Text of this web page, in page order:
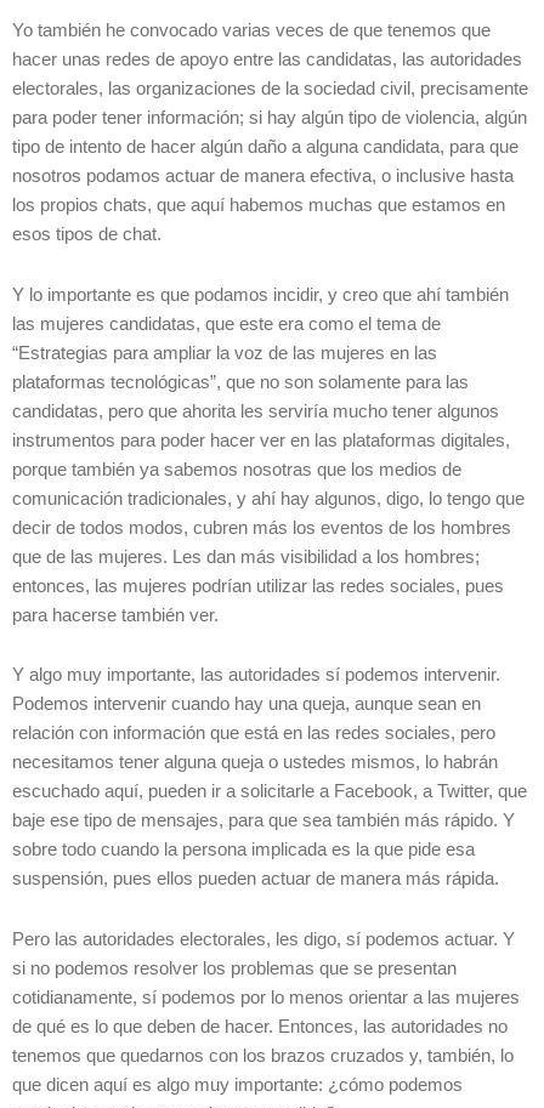
Yo también he convocado varias veces de que tenemos que
hacer unas redes de apoyo entre las candidatas, las autoridades
electorales, las organizaciones de la sociedad civil, precisamente
para poder tener información; si hay algún tipo de violencia, algún
tipo de intento de hacer algún daño a alguna candidata, para que
nosotros podamos actuar de manera efectiva, o inclusive hasta
los propios chats, que aquí habemos muchas que estamos en
esos tipos de chat.
Y lo importante es que podamos incidir, y creo que ahí también
las mujeres candidatas, que este era como el tema de
“Estrategias para ampliar la voz de las mujeres en las
plataformas tecnológicas”, que no son solamente para las
candidatas, pero que ahorita les serviría mucho tener algunos
instrumentos para poder hacer ver en las plataformas digitales,
porque también ya sabemos nosotras que los medios de
comunicación tradicionales, y ahí hay algunos, digo, lo tengo que
decir de todos modos, cubren más los eventos de los hombres
que de las mujeres. Les dan más visibilidad a los hombres;
entonces, las mujeres podrían utilizar las redes sociales, pues
para hacerse también ver.
Y algo muy importante, las autoridades sí podemos intervenir.
Podemos intervenir cuando hay una queja, aunque sean en
relación con información que está en las redes sociales, pero
necesitamos tener alguna queja o ustedes mismos, lo habrán
escuchado aquí, pueden ir a solicitarle a Facebook, a Twitter, que
baje ese tipo de mensajes, para que sea también más rápido. Y
sobre todo cuando la persona implicada es la que pide esa
suspensión, pues ellos pueden actuar de manera más rápida.
Pero las autoridades electorales, les digo, sí podemos actuar. Y
si no podemos resolver los problemas que se presentan
cotidianamente, sí podemos por lo menos orientar a las mujeres
de qué es lo que deben de hacer. Entonces, las autoridades no
tenemos que quedarnos con los brazos cruzados y, también, lo
que dicen aquí es algo muy importante: ¿cómo podemos